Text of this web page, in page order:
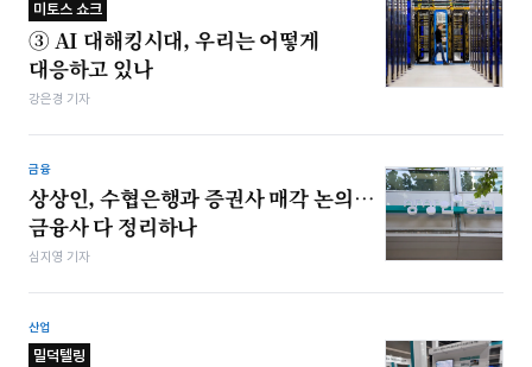
미토스 쇼크
③ AI 대해킹시대, 우리는 어떻게
대응하고 있나
강은경 기자
금융
상상인, 수협은행과 증권사 매각 논의…
금융사 다 정리하나
심지영 기자
산업
밀덕텔링